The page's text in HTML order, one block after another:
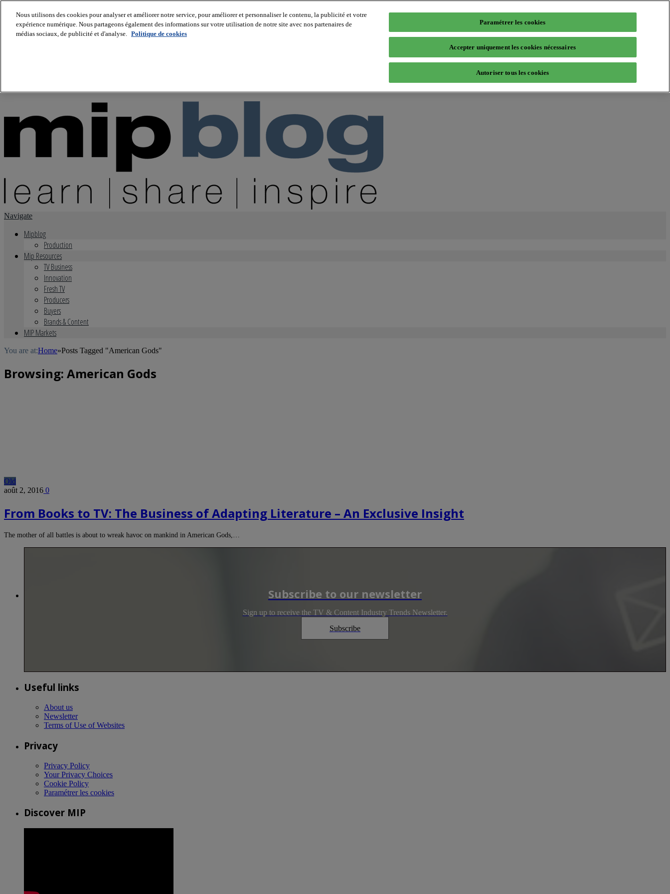
About us
Navigate
Mipblog
Production
Mip Resources
TV Business
Innovation
Fresh TV
Producers
Buyers
Brands & Content
MIP Markets
You are at:Home»Posts Tagged "American Gods"
Browsing: American Gods
Old
août 2, 2016 0
From Books to TV: The Business of Adapting Literature – An Exclusive Insight
The mother of all battles is about to wreak havoc on mankind in American Gods,…
Subscribe to our newsletter
Sign up to receive the TV & Content Industry Trends Newsletter.
Subscribe
Useful links
About us
Newsletter
Terms of Use of Websites
Privacy
Privacy Policy
Your Privacy Choices
Cookie Policy
Paramétrer les cookies
Discover MIP
Nous utilisons des cookies pour analyser et améliorer notre service, pour améliorer et personnaliser le contenu, la publicité et votre
expérience numérique. Nous partageons également des informations sur votre utilisation de notre site avec nos partenaires de
médias sociaux, de publicité et d'analyse. Politique de cookies
Paramétrer les cookies
Accepter uniquement les cookies nécessaires
Autoriser tous les cookies